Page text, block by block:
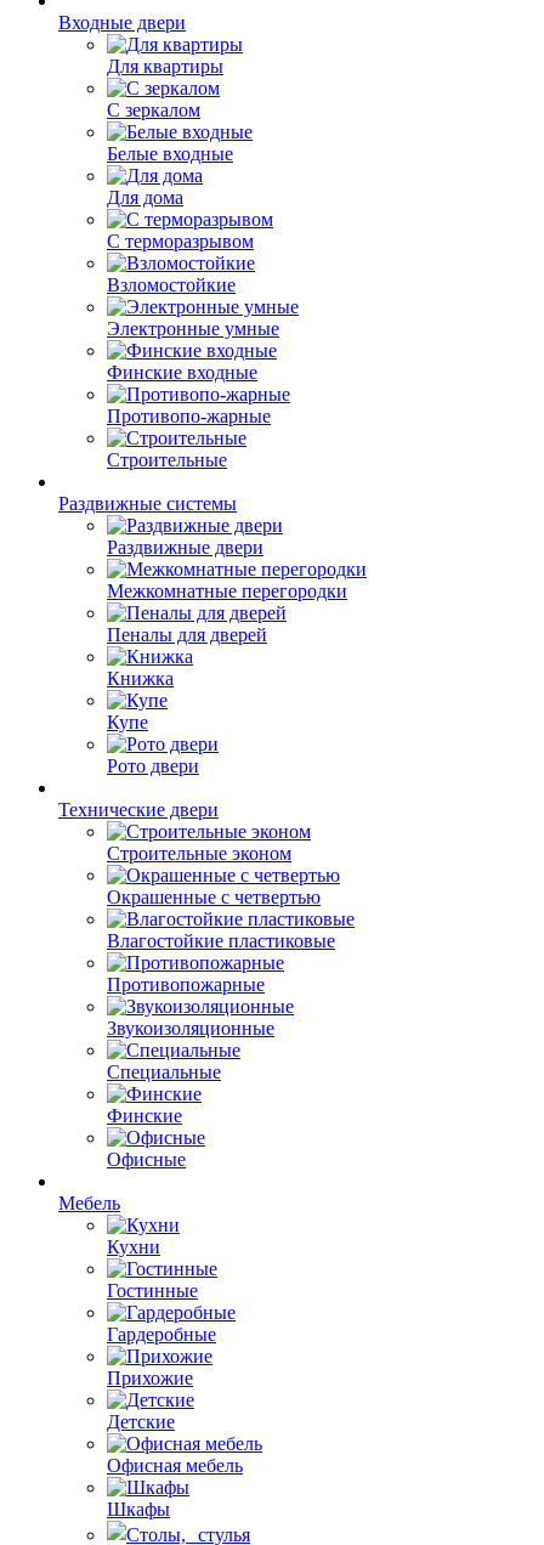
Входные двери
Для квартиры
С зеркалом
Белые входные
Для дома
С терморазрывом
Взломостойкие
Электронные умные
Финские входные
Противопо-жарные
Строительные
Раздвижные системы
Раздвижные двери
Межкомнатные перегородки
Пеналы для дверей
Книжка
Купе
Рото двери
Технические двери
Строительные эконом
Окрашенные с четвертью
Влагостойкие пластиковые
Противопожарные
Звукоизоляционные
Специальные
Финские
Офисные
Мебель
Кухни
Гостинные
Гардеробные
Прихожие
Детские
Офисная мебель
Шкафы